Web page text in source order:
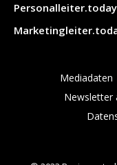
Personalleiter.today
Mediadaten
Newsletter